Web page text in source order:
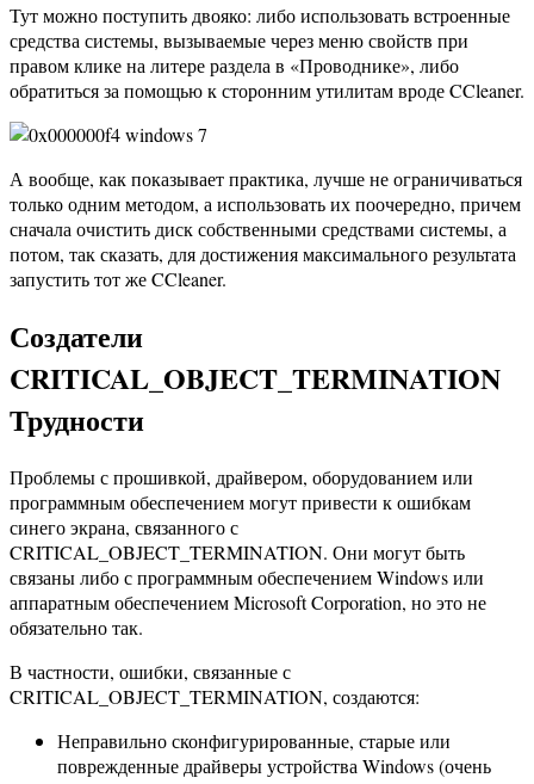
Тут можно поступить двояко: либо использовать встроенные
средства системы, вызываемые через меню свойств при
правом клике на литере раздела в «Проводнике», либо
обратиться за помощью к сторонним утилитам вроде CCleaner.
А вообще, как показывает практика, лучше не ограничиваться
только одним методом, а использовать их поочередно, причем
сначала очистить диск собственными средствами системы, а
потом, так сказать, для достижения максимального результата
запустить тот же CCleaner.
Создатели
CRITICAL_OBJECT_TERMINATION
Трудности
Проблемы с прошивкой, драйвером, оборудованием или
программным обеспечением могут привести к ошибкам
синего экрана, связанного с
CRITICAL_OBJECT_TERMINATION. Они могут быть
связаны либо с программным обеспечением Windows или
аппаратным обеспечением Microsoft Corporation, но это не
обязательно так.
В частности, ошибки, связанные с
CRITICAL_OBJECT_TERMINATION, создаются:
Неправильно сконфигурированные, старые или
поврежденные драйверы устройства Windows (очень